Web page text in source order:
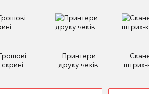
скрині
Принтери
друку чеків
штрих-